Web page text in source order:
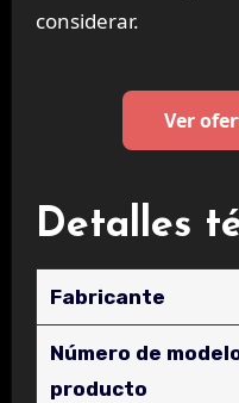
considerar.
Ver
Detalles
Fabricante
Número de
producto